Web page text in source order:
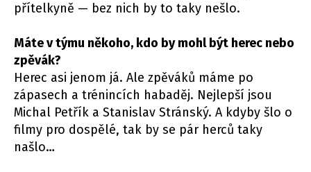
přítelkyně — bez nich by to taky nešlo.
Máte v týmu někoho, kdo by mohl být herec nebo
zpěvák?
Herec asi jenom já. Ale zpěváků máme po
zápasech a trénincích habaděj. Nejlepší jsou
Michal Petřík a Stanislav Stránský. A kdyby šlo o
filmy pro dospělé, tak by se pár herců taky
našlo…